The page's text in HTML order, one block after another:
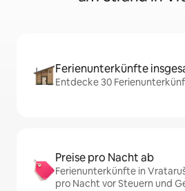
Ferienunterkünfte
Entdecke 30
Preise pro Nacht ab
Ferienunterkünfte in
pro Nacht vor Steuern und